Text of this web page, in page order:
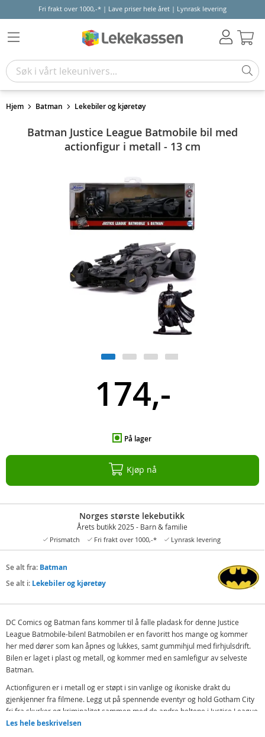
Fri frakt over 1000,-* | Lave priser hele året | Lynrask levering
Hjem Batman Lekebiler og kjøretøy
Batman Justice League Batmobile bil med
actionfigur i metall - 13 cm
174,-
På lager
Kjøp nå
Norges største lekebutikk
Årets butikk 2025 - Barn & familie
Prismatch Fri frakt over 1000,-* Lynrask levering
Se alt fra: Batman
Se alt i: Lekebiler og kjøretøy
DC Comics og Batman fans kommer til å falle pladask for denne Justice
League Batmobile-bilen! Batmobilen er en favoritt hos mange og kommer
her med dører som kan åpnes og lukkes, samt gummihjul med firhjulsdrift.
Bilen er laget i plast og metall, og kommer med en samlefigur av selveste
Batman.
Actionfiguren er i metall og er støpt i sin vanlige og ikoniske drakt du
gjenkjenner fra filmene. Legg ut på spennende eventyr og hold Gotham City
fri fra skurker og kriminalitet sammen med de andre heltene i Justice League
(andre figurer kjøpes separat).
Les hele beskrivelsen